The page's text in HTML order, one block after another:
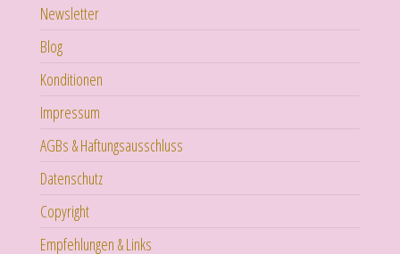
Newsletter
Blog
Konditionen
Impressum
AGBs & Haftungsausschluss
Datenschutz
Copyright
Empfehlungen & Links